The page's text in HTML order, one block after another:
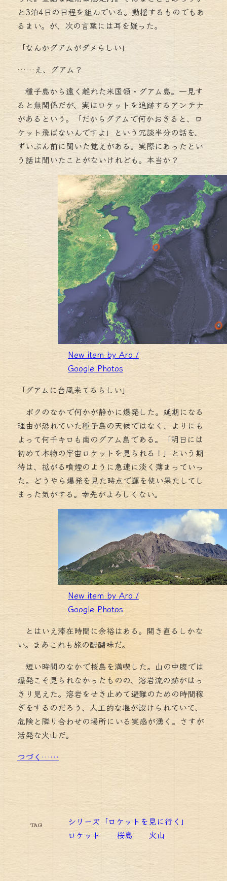
と3泊4日の日程を組んでいる。動揺するものでもあ
るまい。が、次の言葉には耳を疑った。
「なんかグアムがダメらしい」
……え、グアム？
種子島から遠く離れた米国領・グアム島。一見す
ると無関係だが、実はロケットを追跡するアンテナ
があるという。「だからグアムで何かおきると、ロ
ケット飛ばないんですよ」という冗談半分の話を、
ずいぶん前に聞いた覚えがある。実際にあったとい
う話は聞いたことがないけれども。本当か？
New item by Aro /
Google Photos
「グアムに台風来てるらしい」
ボクのなかで何かが静かに爆発した。延期になる
理由が恐れていた種子島の天候ではなく、よりにも
よって何千キロも南のグアム島である。「明日には
初めて本物の宇宙ロケットを見られる！」という期
待は、拡がる噴煙のように急速に淡く薄まっていっ
た。どうやら爆発を見た時点で運を使い果たしてし
まった気がする。幸先がよろしくない。
New item by Aro /
Google Photos
とはいえ滞在時間に余裕はある。開き直るしかな
い。まあこれも旅の醍醐味だ。
短い時間のなかで桜島を満喫した。山の中腹では
爆発こそ見られなかったものの、溶岩流の跡がはっ
きり見えた。溶岩をせき止めて避難のための時間稼
ぎをするのだろう、人工的な堰が設けられていて、
危険と隣り合わせの場所にいる実感が湧く。さすが
活発な火山だ。
つづく……
TAG
シリーズ「ロケットを見に行く」
ロケット
桜島 火山